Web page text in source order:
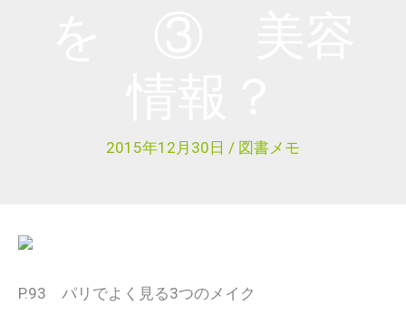
2015年12月30日 / 図書メモ
P.93 パリでよく見る3つのメイク